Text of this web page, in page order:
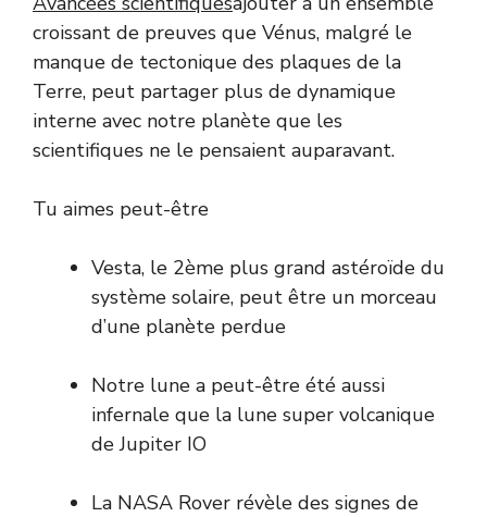
croissant de preuves que Vénus, malgré le
manque de tectonique des plaques de la
Terre, peut partager plus de dynamique
interne avec notre planète que les
scientifiques ne le pensaient auparavant.
Tu aimes peut-être
Vesta, le 2ème plus grand astéroïde du
système solaire, peut être un morceau
d’une planète perdue
Notre lune a peut-être été aussi
infernale que la lune super volcanique
de Jupiter IO
La NASA Rover révèle des signes de